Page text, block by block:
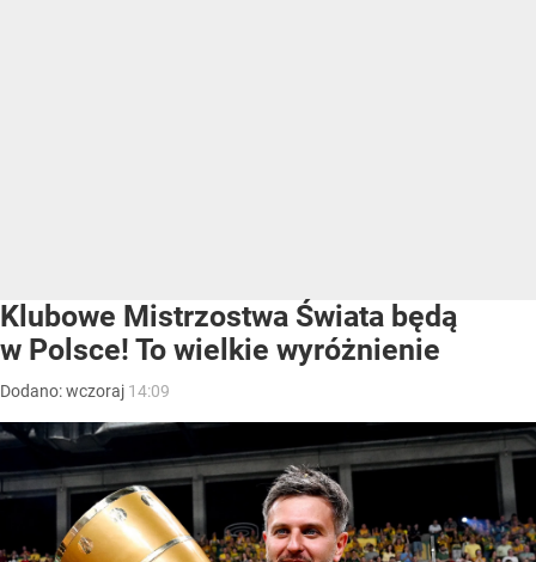
Klubowe Mistrzostwa Świata będą
w Polsce! To wielkie wyróżnienie
Dodano:wczoraj 14:09